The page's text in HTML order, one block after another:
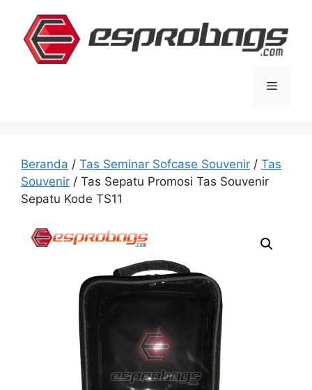
Menu
Beranda / Tas Seminar Sofcase Souvenir / Tas
Souvenir / Tas Sepatu Promosi Tas Souvenir
Sepatu Kode TS11